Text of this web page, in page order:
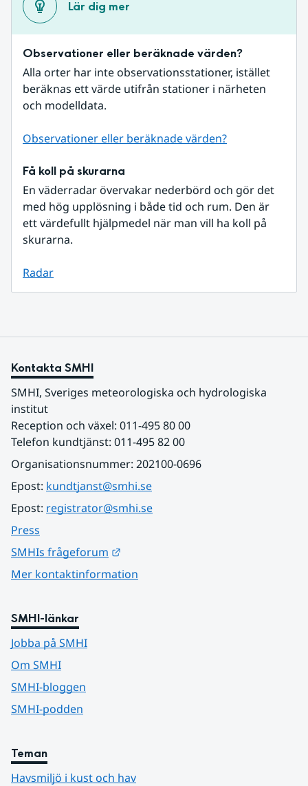
Lär dig mer
Observationer eller beräknade värden?
Alla orter har inte observationsstationer, istället
beräknas ett värde utifrån stationer i närheten
och modelldata.
Observationer eller beräknade värden?
Få koll på skurarna
En väderradar övervakar nederbörd och gör det
med hög upplösning i både tid och rum. Den är
ett värdefullt hjälpmedel när man vill ha koll på
skurarna.
Radar
Kontakta SMHI
SMHI, Sveriges meteorologiska och hydrologiska
institut
Reception och växel: 011-495 80 00
Telefon kundtjänst: 011-495 82 00
Organisationsnummer: 202100-0696
Epost: kundtjanst@smhi.se
Epost: registrator@smhi.se
Press
SMHIs frågeforum
Mer kontaktinformation
SMHI-länkar
Jobba på SMHI
Om SMHI
SMHI-bloggen
SMHI-podden
Teman
Havsmiljö i kust och hav